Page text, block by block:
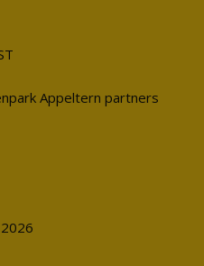
Appeltern partners